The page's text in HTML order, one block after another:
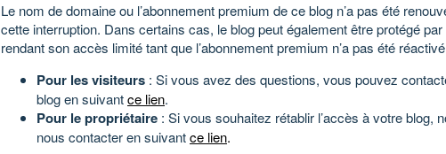
Le nom de domaine ou l’abonnement premium de ce blog n’a pas été
cette interruption. Dans certains cas, le blog peut également être protégé
rendant son accès limité tant que l’abonnement premium n’a pas été
Pour les visiteurs : Si vous avez des questions, vous pouvez
blog en suivantce lien.
Pour le propriétaire : Si vous souhaitez rétablir l’accès à votre blog,
nous contacter en suivantce lien.